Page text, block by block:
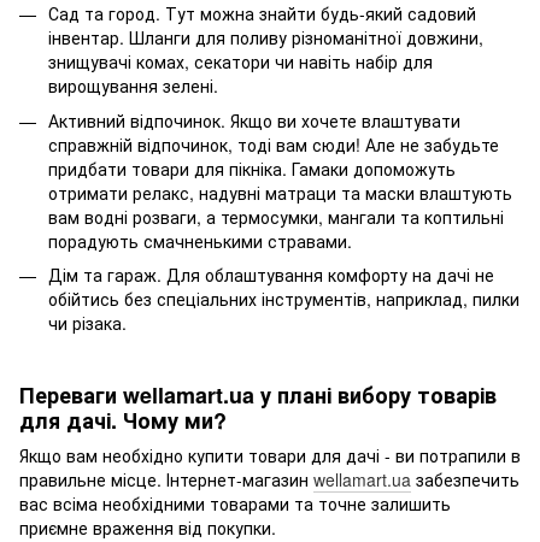
Сад та город. Тут можна знайти будь-який садовий
інвентар. Шланги для поливу різноманітної довжини,
знищувачі комах, секатори чи навіть набір для
вирощування зелені.
Активний відпочинок. Якщо ви хочете влаштувати
справжній відпочинок, тоді вам сюди! Але не забудьте
придбати товари для пікніка. Гамаки допоможуть
отримати релакс, надувні матраци та маски влаштують
вам водні розваги, а термосумки, мангали та коптильні
порадують смачненькими стравами.
Дім та гараж. Для облаштування комфорту на дачі не
обійтись без спеціальних інструментів, наприклад, пилки
чи різака.
Переваги wellamart.ua у плані вибору товарів
для дачі. Чому ми?
Якщо вам необхідно купити товари для дачі - ви потрапили в
правильне місце. Інтернет-магазин wellamart.ua забезпечить
вас всіма необхідними товарами та точне залишить
приємне враження від покупки.